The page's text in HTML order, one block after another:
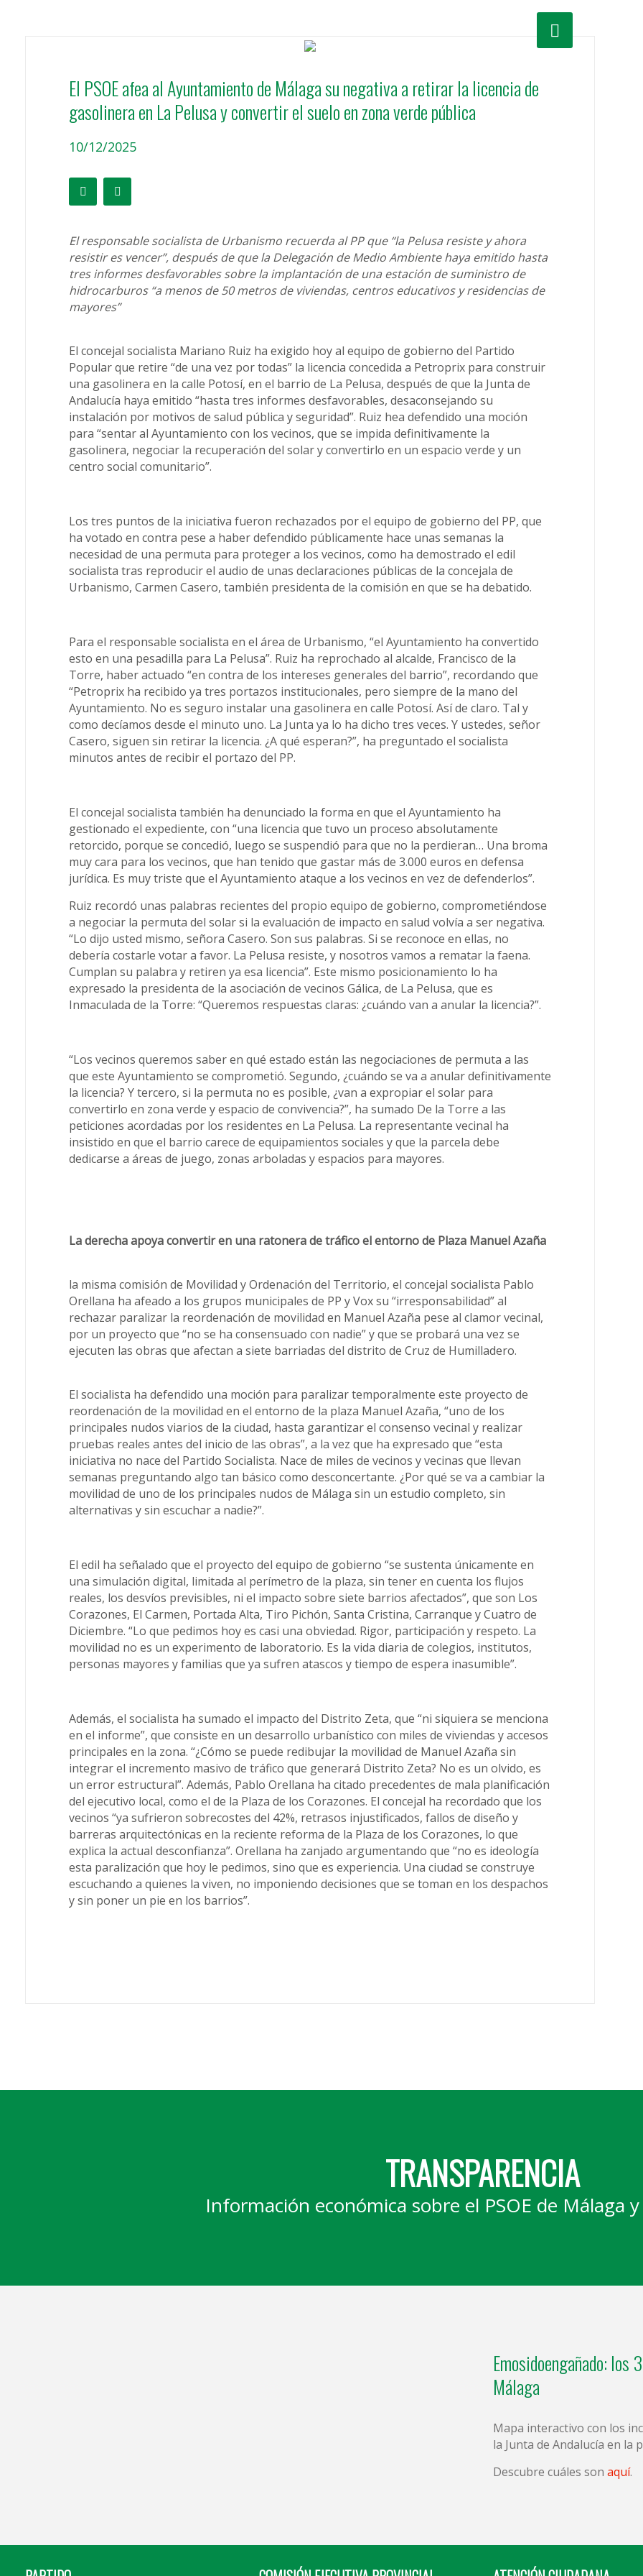
El PSOE afea al Ayuntamiento de Málaga su negativa a retirar la licencia de
gasolinera en La Pelusa y convertir el suelo en zona verde pública
10/12/2025
El responsable socialista de Urbanismo recuerda al PP que “la Pelusa resiste y ahora
resistir es vencer”, después de que la Delegación de Medio Ambiente haya emitido hasta
tres informes desfavorables sobre la implantación de una estación de suministro de
hidrocarburos “a menos de 50 metros de viviendas, centros educativos y residencias de
mayores”
El concejal socialista Mariano Ruiz ha exigido hoy al equipo de gobierno del Partido
Popular que retire “de una vez por todas” la licencia concedida a Petroprix para construir
una gasolinera en la calle Potosí, en el barrio de La Pelusa, después de que la Junta de
Andalucía haya emitido “hasta tres informes desfavorables, desaconsejando su
instalación por motivos de salud pública y seguridad”. Ruiz hea defendido una moción
para “sentar al Ayuntamiento con los vecinos, que se impida definitivamente la
gasolinera, negociar la recuperación del solar y convertirlo en un espacio verde y un
centro social comunitario”.
Los tres puntos de la iniciativa fueron rechazados por el equipo de gobierno del PP, que
ha votado en contra pese a haber defendido públicamente hace unas semanas la
necesidad de una permuta para proteger a los vecinos, como ha demostrado el edil
socialista tras reproducir el audio de unas declaraciones públicas de la concejala de
Urbanismo, Carmen Casero, también presidenta de la comisión en que se ha debatido.
Para el responsable socialista en el área de Urbanismo, “el Ayuntamiento ha convertido
esto en una pesadilla para La Pelusa”. Ruiz ha reprochado al alcalde, Francisco de la
Torre, haber actuado “en contra de los intereses generales del barrio”, recordando que
“Petroprix ha recibido ya tres portazos institucionales, pero siempre de la mano del
Ayuntamiento. No es seguro instalar una gasolinera en calle Potosí. Así de claro. Tal y
como decíamos desde el minuto uno. La Junta ya lo ha dicho tres veces. Y ustedes, señor
Casero, siguen sin retirar la licencia. ¿A qué esperan?”, ha preguntado el socialista
minutos antes de recibir el portazo del PP.
El concejal socialista también ha denunciado la forma en que el Ayuntamiento ha
gestionado el expediente, con “una licencia que tuvo un proceso absolutamente
retorcido, porque se concedió, luego se suspendió para que no la perdieran… Una broma
muy cara para los vecinos, que han tenido que gastar más de 3.000 euros en defensa
jurídica. Es muy triste que el Ayuntamiento ataque a los vecinos en vez de defenderlos”.
Ruiz recordó unas palabras recientes del propio equipo de gobierno, comprometiéndose
a negociar la permuta del solar si la evaluación de impacto en salud volvía a ser negativa.
“Lo dijo usted mismo, señora Casero. Son sus palabras. Si se reconoce en ellas, no
debería costarle votar a favor. La Pelusa resiste, y nosotros vamos a rematar la faena.
Cumplan su palabra y retiren ya esa licencia”. Este mismo posicionamiento lo ha
expresado la presidenta de la asociación de vecinos Gálica, de La Pelusa, que es
Inmaculada de la Torre: “Queremos respuestas claras: ¿cuándo van a anular la licencia?”.
“Los vecinos queremos saber en qué estado están las negociaciones de permuta a las
que este Ayuntamiento se comprometió. Segundo, ¿cuándo se va a anular definitivamente
la licencia? Y tercero, si la permuta no es posible, ¿van a expropiar el solar para
convertirlo en zona verde y espacio de convivencia?”, ha sumado De la Torre a las
peticiones acordadas por los residentes en La Pelusa. La representante vecinal ha
insistido en que el barrio carece de equipamientos sociales y que la parcela debe
dedicarse a áreas de juego, zonas arboladas y espacios para mayores.
La derecha apoya convertir en una ratonera de tráfico el entorno de Plaza Manuel Azaña
la misma comisión de Movilidad y Ordenación del Territorio, el concejal socialista Pablo
Orellana ha afeado a los grupos municipales de PP y Vox su “irresponsabilidad” al
rechazar paralizar la reordenación de movilidad en Manuel Azaña pese al clamor vecinal,
por un proyecto que “no se ha consensuado con nadie” y que se probará una vez se
ejecuten las obras que afectan a siete barriadas del distrito de Cruz de Humilladero.
El socialista ha defendido una moción para paralizar temporalmente este proyecto de
reordenación de la movilidad en el entorno de la plaza Manuel Azaña, “uno de los
principales nudos viarios de la ciudad, hasta garantizar el consenso vecinal y realizar
pruebas reales antes del inicio de las obras”, a la vez que ha expresado que “esta
iniciativa no nace del Partido Socialista. Nace de miles de vecinos y vecinas que llevan
semanas preguntando algo tan básico como desconcertante. ¿Por qué se va a cambiar la
movilidad de uno de los principales nudos de Málaga sin un estudio completo, sin
alternativas y sin escuchar a nadie?”.
El edil ha señalado que el proyecto del equipo de gobierno “se sustenta únicamente en
una simulación digital, limitada al perímetro de la plaza, sin tener en cuenta los flujos
reales, los desvíos previsibles, ni el impacto sobre siete barrios afectados”, que son Los
Corazones, El Carmen, Portada Alta, Tiro Pichón, Santa Cristina, Carranque y Cuatro de
Diciembre. “Lo que pedimos hoy es casi una obviedad. Rigor, participación y respeto. La
movilidad no es un experimento de laboratorio. Es la vida diaria de colegios, institutos,
personas mayores y familias que ya sufren atascos y tiempo de espera inasumible”.
Además, el socialista ha sumado el impacto del Distrito Zeta, que “ni siquiera se menciona
en el informe”, que consiste en un desarrollo urbanístico con miles de viviendas y accesos
principales en la zona. “¿Cómo se puede redibujar la movilidad de Manuel Azaña sin
integrar el incremento masivo de tráfico que generará Distrito Zeta? No es un olvido, es
un error estructural”. Además, Pablo Orellana ha citado precedentes de mala planificación
del ejecutivo local, como el de la Plaza de los Corazones. El concejal ha recordado que los
vecinos “ya sufrieron sobrecostes del 42%, retrasos injustificados, fallos de diseño y
barreras arquitectónicas en la reciente reforma de la Plaza de los Corazones, lo que
explica la actual desconfianza”. Orellana ha zanjado argumentando que “no es ideología
esta paralización que hoy le pedimos, sino que es experiencia. Una ciudad se construye
escuchando a quienes la viven, no imponiendo decisiones que se toman en los despachos
y sin poner un pie en los barrios”.
TRANSPARENCIA
Información económica sobre el PSOE de Málaga
Emosidoengañado:
Málaga
Mapa interactivo con los
la Junta de Andalucía en la
Descubre cuáles son aquí.